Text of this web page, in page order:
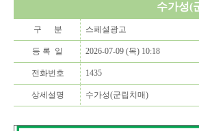
수가성(
구 분 스페셜광고
등 록 일 2026-07-09 (목) 10:18
전화번호 1435
상세설명 수가성(군립치매)